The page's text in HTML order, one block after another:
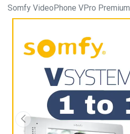
Somfy VideoPhone VPro